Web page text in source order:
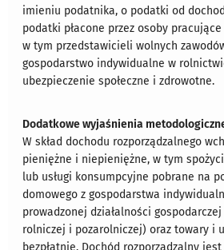
imieniu podatnika, o podatki od
podatki płacone przez osoby
w tym przedstawicieli wolnych
gospodarstwo indywidualne w
ubezpieczenie społeczne i zdrowotne.
Dodatkowe wyjaśnienia
W skład dochodu rozporządzalnego
pieniężne i niepieniężne, w tym
lub usługi konsumpcyjne pobrane na
domowego z gospodarstwa
prowadzonej działalności
rolniczej i pozarolniczej) oraz towary i
bezpłatnie. Dochód rozporządzalny